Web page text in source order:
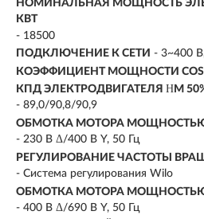
НОМИНАЛЬНАЯ МОЩНОСТЬ
КВТ
- 18500
ПОДКЛЮЧЕНИЕ К СЕТИ - 3~400
КОЭФФИЦИЕНТ МОЩНОСТИ
КПД ЭЛЕКТРОДВИГАТЕЛЯ ΗM
- 89,0/90,8/90,9
ОБМОТКА МОТОРА МОЩНОСТЬЮ
- 230 В Δ/400 В Y, 50 Гц
РЕГУЛИРОВАНИЕ ЧАСТОТЫ
- Система регулирования Wilo
ОБМОТКА МОТОРА МОЩНОСТЬЮ
- 400 В Δ/690 В Y, 50 Гц